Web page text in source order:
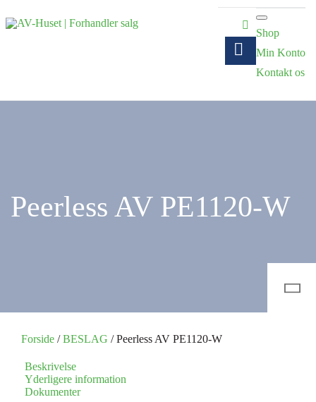
Shop
Min Konto
Kontakt os
Peerless AV PE1120-W
Forside /BESLAG / Peerless AV PE1120-W
Beskrivelse
Yderligere information
Dokumenter